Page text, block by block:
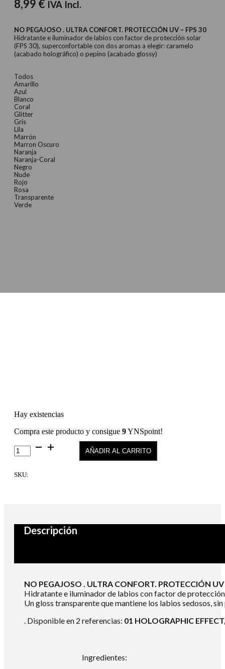
8,99 € IVA Incl.
NO PEGAJOSO . ULTRA CONFORT. PROTECCIÓN UV – FPS 30
Hidratante e iluminador de labios con factor de protección solar
(FPS 30), superconfortable con dos aromas a elegir: caramelo
(acabado holográfico) o pepino (acabado glossy)
Todos
Amarillo
Azul
Blanco
Coral
Glitter
Gris
Lila
Marrón
Marron Oscuro
Naranja
Naranja-Coral
Negro
Nude
Rojo
Rosa
Transparente
Verde
Hay existencias
Compra este producto y consigue 9YNSpoint!
French
Kiss-
Oil
AÑADIR AL CARRITO
SKU:
Descripción
NO PEGAJOSO . ULTRA CONFORT. PROTECCIÓN UV
Hidratante e iluminador de labios con factor de
Un gloss transparente que mantiene los labios sedosos,
. Disponible en 2 referencias: 01 HOLOGRAPHIC
Ingredientes: